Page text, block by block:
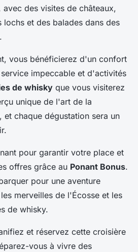
des visites de châteaux,
lochs et des balades dans des
vous bénéficierez d'un confort
impeccable et d'activités
de whisky que vous visiterez
unique de l'art de la
et chaque dégustation sera un
pour garantir votre place et
offres grâce au Ponant Bonus.
pour une aventure
merveilles de l'Écosse et les
de whisky.
et réservez cette croisière
vous à vivre des